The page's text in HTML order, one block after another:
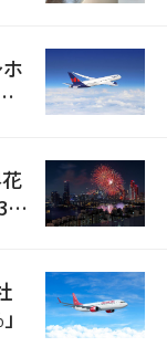
カ